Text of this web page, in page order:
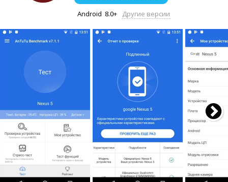
Android 8.0+ Другие версии